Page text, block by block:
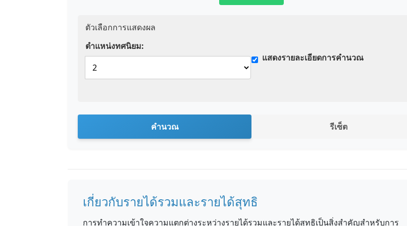
ตัวเลือกการแสดงผล
ตำแหน่งทศนิยม:
แสดงรายละเอียดการคำนวณ
คำนวณ รีเซ็ต
เกี่ยวกับรายได้รวมและรายได้สุทธิ
การทำความเข้าใจความแตกต่างระหว่างรายได้รวมและรายได้สุทธิเป็นสิ่งสำคัญสำหรับการ